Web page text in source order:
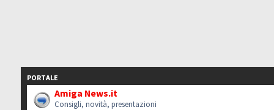
PORTALE
Amiga News.it
Consigli, novità, presentazioni